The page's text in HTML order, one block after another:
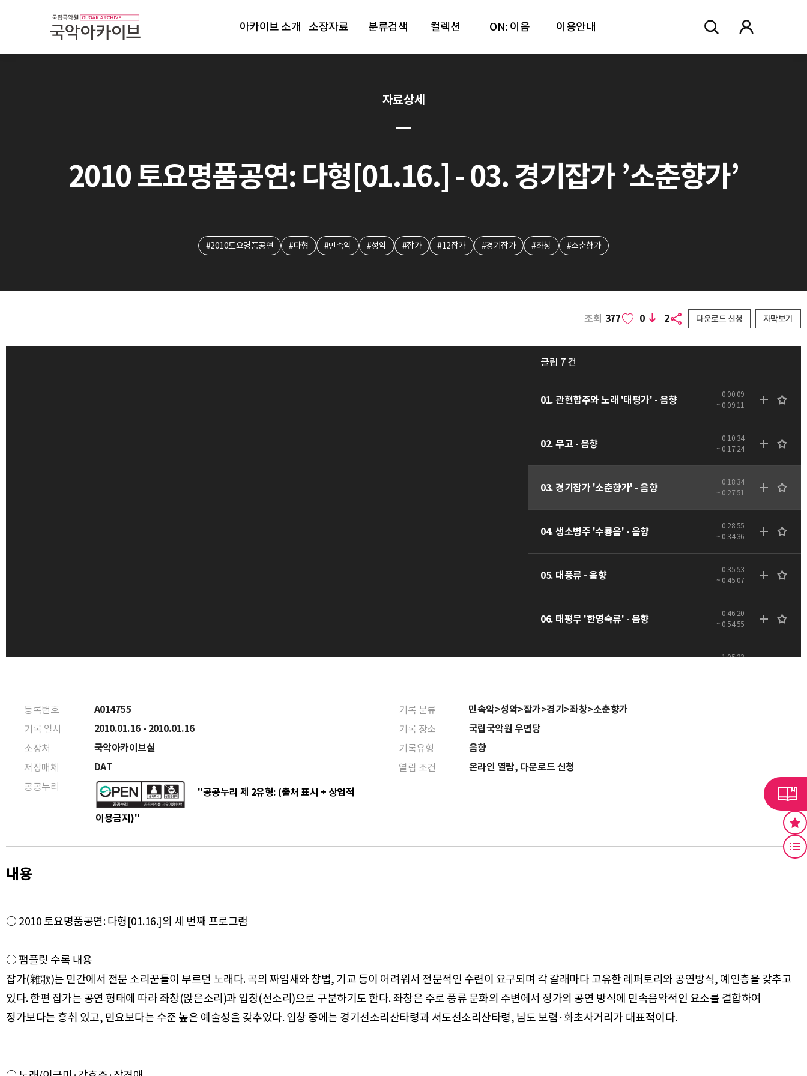
아카이브 소개 소장자료 분류검색 컬렉션 ON: 이음 이용안내
자료상세
2010 토요명품공연: 다형[01.16.] - 03. 경기잡가 ’소춘향가’
#2010토요명품공연 #다형 #민속악 #성악 #잡가 #12잡가 #경기잡가 #좌창 #소춘향가
조회 377 0 2 다운로드 신청 자막보기
클립 7 건
01. 관현합주와 노래 '태평가' - 음향
0:00:09
~ 0:09:11
02. 무고 - 음향
0:10:34
~ 0:17:24
03. 경기잡가 '소춘향가' - 음향
0:18:34
~ 0:27:51
04. 생소병주 '수룡음' - 음향
0:28:55
~ 0:34:36
05. 대풍류 - 음향
0:35:53
~ 0:45:07
06. 태평무 '한영숙류' - 음향
0:46:20
~ 0:54:55
1:05:23
등록번호 A014755 기록 분류 민속악>성악>잡가>경기>좌창>소춘향가
기록 일시 2010.01.16 - 2010.01.16 기록 장소 국립국악원 우면당
소장처 국악아카이브실 기록유형 음향
저장매체 DAT 열람 조건 온라인 열람, 다운로드 신청
공공누리 "공공누리 제 2유형: (출처 표시 + 상업적
이용금지)"
내용
○ 2010 토요명품공연: 다형[01.16.]의 세 번째 프로그램
○ 팸플릿 수록 내용
잡가(雜歌)는 민간에서 전문 소리꾼들이 부르던 노래다. 곡의 짜임새와 창법, 기교 등이 어려워서 전문적인 수련이 요구되며 각 갈래마다 고유한 레퍼토리와 공연방식, 예인층을 갖추고
있다. 한편 잡가는 공연 형태에 따라 좌창(앉은소리)과 입창(선소리)으로 구분하기도 한다. 좌창은 주로 풍류 문화의 주변에서 정가의 공연 방식에 민속음악적인 요소를 결합하여
정가보다는 흥취 있고, 민요보다는 수준 높은 예술성을 갖추었다. 입창 중에는 경기선소리산타령과 서도선소리산타령, 남도 보렴·화초사거리가 대표적이다.